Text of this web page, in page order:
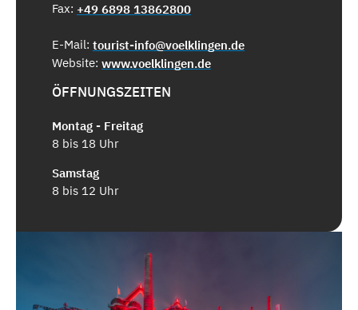
Fax: +49 6898 13862800
E-Mail: tourist-info@voelklingen.de
Website: www.voelklingen.de
ÖFFNUNGSZEITEN
Montag - Freitag
8 bis 18 Uhr
Samstag
8 bis 12 Uhr